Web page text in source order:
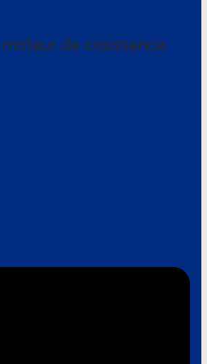
de croissance.